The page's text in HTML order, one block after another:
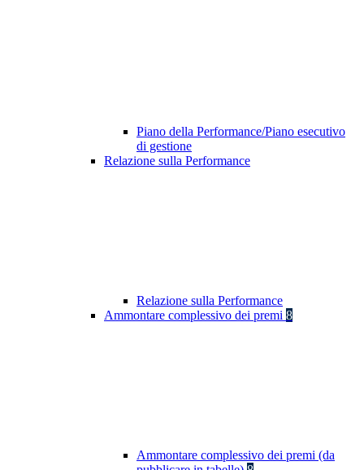
Piano della Performance/Piano esecutivo
di gestione
Relazione sulla Performance
Relazione sulla Performance
Ammontare complessivo dei premi 8
Ammontare complessivo dei premi (da